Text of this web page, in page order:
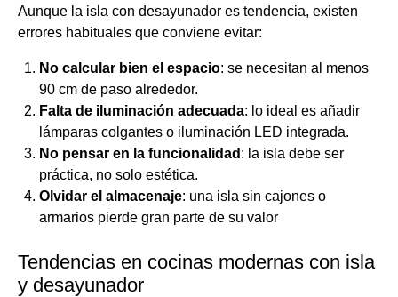
Aunque la isla con desayunador es tendencia, existen
errores habituales que conviene evitar:
No calcular bien el espacio: se necesitan al menos
90 cm de paso alrededor.
Falta de iluminación adecuada: lo ideal es añadir
lámparas colgantes o iluminación LED integrada.
No pensar en la funcionalidad : la isla debe ser
práctica, no solo estética.
Olvidar el almacenaje: una isla sin cajones o
armarios pierde gran parte de su valor
Tendencias en cocinas modernas con isla
y desayunador